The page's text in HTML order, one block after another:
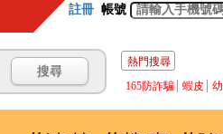
註冊 帳號
熱門搜尋
165防詐騙
蝦皮